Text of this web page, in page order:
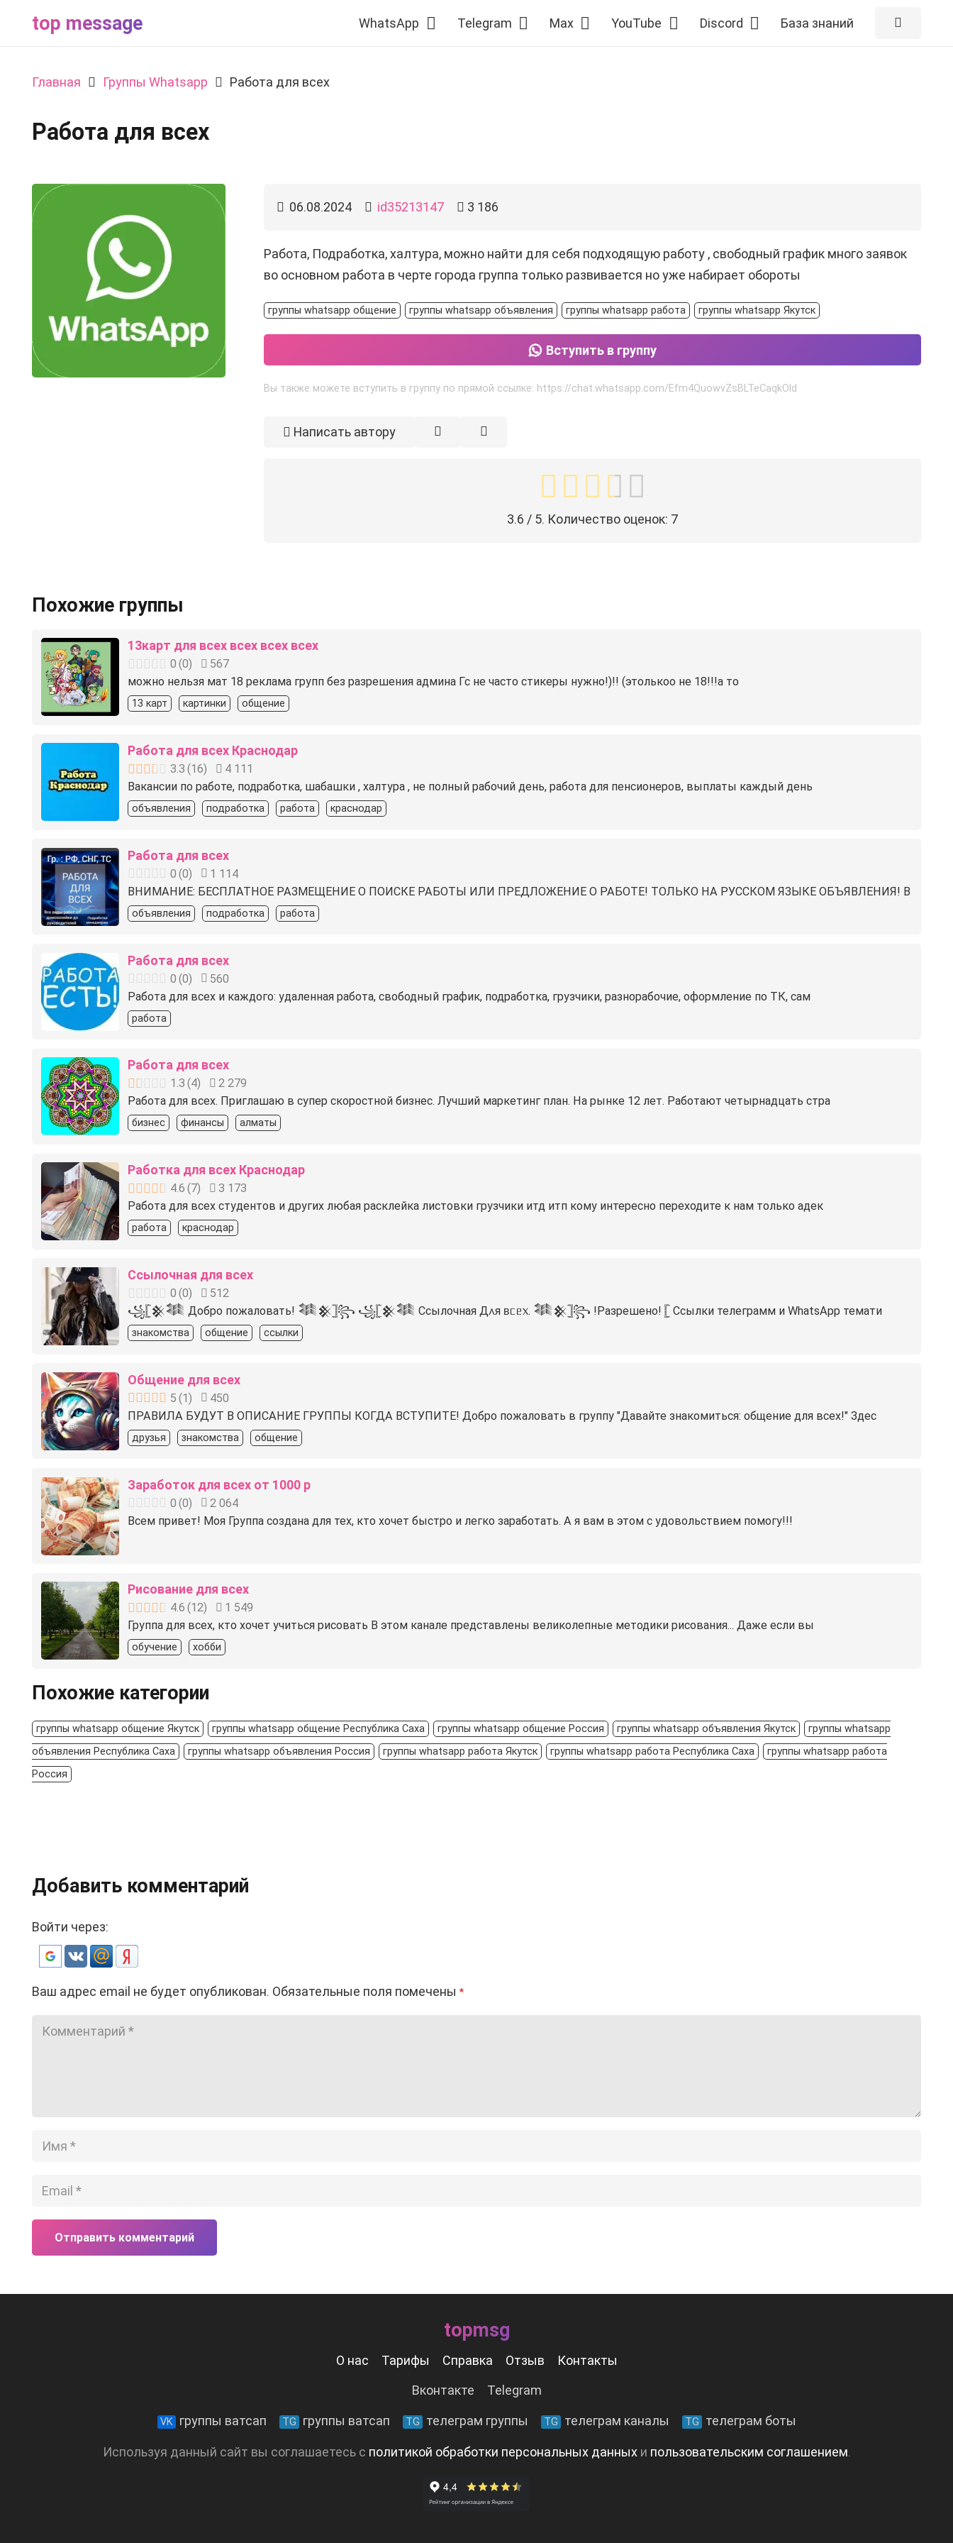
top message WhatsApp Telegram Max YouTube Discord База знаний
Главная Группы Whatsapp Работа для всех
Работа для всех
06.08.2024 id35213147 3 186
Работа, Подработка, халтура, можно найти для себя подходящую работу , свободный график много заявок
во основном работа в черте города группа только развивается но уже набирает обороты
группы whatsapp общение группы whatsapp объявления группы whatsapp работа группы whatsapp Якутск
Вступить в группу
Вы также можете вступить в группу по прямой ссылке: https://chat.whatsapp.com/Efm4QuowvZsBLTeCaqkOld
Написать автору
3.6 / 5. Количество оценок: 7
Похожие группы
13карт для всех всех всех всех
0 (0)
567
можно ️нельзя мат 18 реклама групп без разрешения админа️ Гс не часто стикеры нужно!)!! (этолькоо не 18!!!а то
13 карт картинки общение
Работа для всех Краснодар
3.3 (16)
4 111
Вакансии по работе, подработка, шабашки , халтура , не полный рабочий день, работа для пенсионеров, выплаты каждый день
объявления подработка работа краснодар
Работа для всех
0 (0)
1 114
️ВНИМАНИЕ: БЕСПЛАТНОЕ РАЗМЕЩЕНИЕ О ПОИСКЕ РАБОТЫ ‍ИЛИ ПРЕДЛОЖЕНИЕ О РАБОТЕ‍! ТОЛЬКО НА РУССКОМ ЯЗЫКЕ ОБЪЯВЛЕНИЯ! В
объявления подработка работа
Работа для всех
0 (0)
560
Работа для всех и каждого: удаленная работа, свободный график, подработка, грузчики, разнорабочие, оформление по ТК, сам
работа
Работа для всех
1.3 (4)
2 279
Работа для всех. Приглашаю в супер скоростной бизнес. Лучший маркетинг план. На рынке 12 лет. Работают четырнадцать стра
бизнес финансы алматы
Работка для всех Краснодар
4.6 (7)
3 173
Работа для всех студентов и других любая расклейка листовки грузчики итд итп кому интересно переходите к нам только адек
работа краснодар
Ссылочная для всех
0 (0)
512
꧁𓊈𒆜𒈞 Добро пожаловать! 𒈞𒆜𓊉꧂ ꧁𓊈𒆜𒈞 Ссылочная Д᧘я ʙᥴᥱ᥊. 𒈞𒆜𓊉꧂ ️!Разрешено!️ 𓊈 Ссылки телеграмм и WhatsApp темати
знакомства общение ссылки
Общение для всех
5 (1)
450
ПРАВИЛА БУДУТ В ОПИСАНИЕ ГРУППЫ КОГДА ВСТУПИТЕ! Добро пожаловать в группу "Давайте знакомиться: общение для всех!" Здес
друзья знакомства общение
Заработок для всех от 1000 р
0 (0)
2 064
Всем привет! Моя Группа создана для тех, кто хочет быстро и легко заработать. А я вам в этом с удовольствием помогу!!!
Рисование для всех
4.6 (12)
1 549
Группа для всех, кто хочет учиться рисовать В этом канале представлены великолепные методики рисования... Даже если вы
обучение хобби
Похожие категории
группы whatsapp общение Якутск группы whatsapp общение Республика Саха группы whatsapp общение Россия группы whatsapp объявления Якутск
группы whatsapp
объявления Республика Саха
группы whatsapp объявления Россия группы whatsapp работа Якутск группы whatsapp работа Республика Саха
группы whatsapp работа
Россия
Добавить комментарий
Войти через:
Ваш адрес email не будет опубликован. Обязательные поля помечены *
Отправить комментарий
topmsg
О нас Тарифы Справка Отзыв Контакты
Вконтакте Telegram
VK группы ватсап TG группы ватсап TG телеграм группы TG телеграм каналы TG телеграм боты
Используя данный сайт вы соглашаетесь с политикой обработки персональных данныхи пользовательским соглашением.